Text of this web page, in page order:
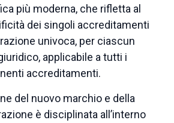
più moderna, che rifletta al
dei singoli accreditamenti
univoca, per ciascun
applicabile a tutti i
accreditamenti.
del nuovo marchio e della
è disciplinata all’interno